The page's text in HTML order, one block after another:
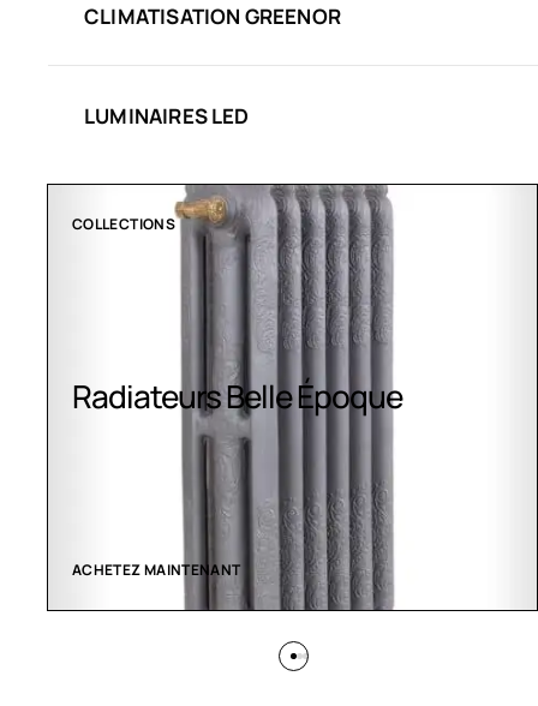
CLIMATISATION GREENOR
LUMINAIRES LED
COLLECTIONS
Radiateurs Belle Époque
ACHETEZ MAINTENANT